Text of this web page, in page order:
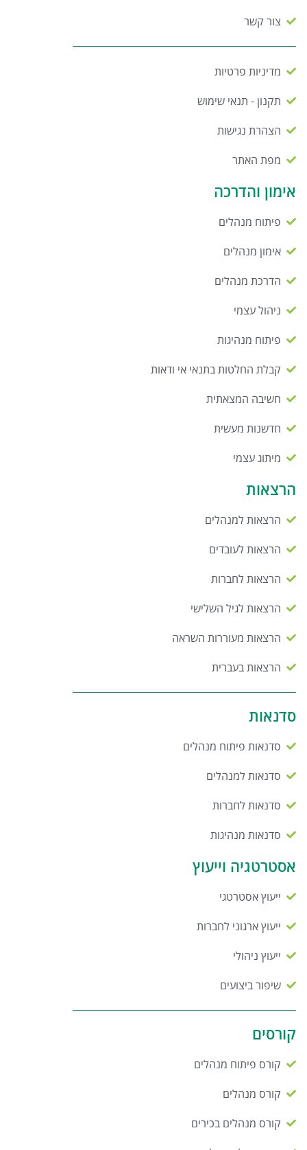
צור קשר
מדיניות פרטיות
תקנון - תנאי שימוש
הצהרת נגישות
מפת האתר
אימון והדרכה
פיתוח מנהלים
אימון מנהלים
הדרכת מנהלים
ניהול עצמי
פיתוח מנהיגות
קבלת החלטות בתנאי אי ודאות
חשיבה המצאתית
חדשנות מעשית
מיתוג עצמי
הרצאות
הרצאות למנהלים
הרצאות לעובדים
הרצאות לחברות
הרצאות לגיל השלישי
הרצאות מעוררות השראה
הרצאות בעברית
סדנאות
סדנאות פיתוח מנהלים
סדנאות למנהלים
סדנאות לחברות
סדנאות מנהיגות
אסטרטגיה וייעוץ
ייעוץ אסטרטגי
ייעוץ ארגוני לחברות
ייעוץ ניהולי
שיפור ביצועים
קורסים
קורס פיתוח מנהלים
קורס מנהלים
קורס מנהלים בכירים